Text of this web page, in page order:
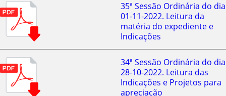
35ª Sessão Ordinária do dia
01-11-2022. Leitura da
matéria do expediente e
Indicações
34ª Sessão Ordinária do dia
28-10-2022. Leitura das
Indicações e Projetos para
apreciação